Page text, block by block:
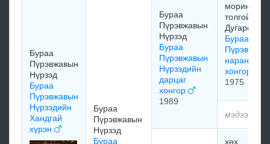
Бураа
Пүрэвжавын
Нүрзэд
Бураа
Пүрэвжавын
Нүрзэдийн
Хандгай
хүрэн
Бураа
Пүрэвжавын
Нүрзэд
Бураа
Бураа
Пүрэвжавын
Нүрзэд
Бураа
Пүрэвжавын
Нүрзэдийн
дарцаг
хонгор
1989
морин
толгой
Дугарсүрэн
Бураа
наран
хонгор
1975
хөх